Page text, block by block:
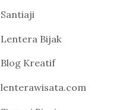
Santiaji
Lentera Bijak
Blog Kreatif
lenterawisata.com